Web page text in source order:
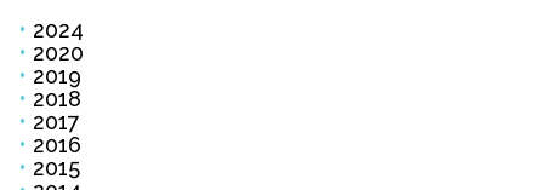
2024
2020
2019
2018
2017
2016
2015